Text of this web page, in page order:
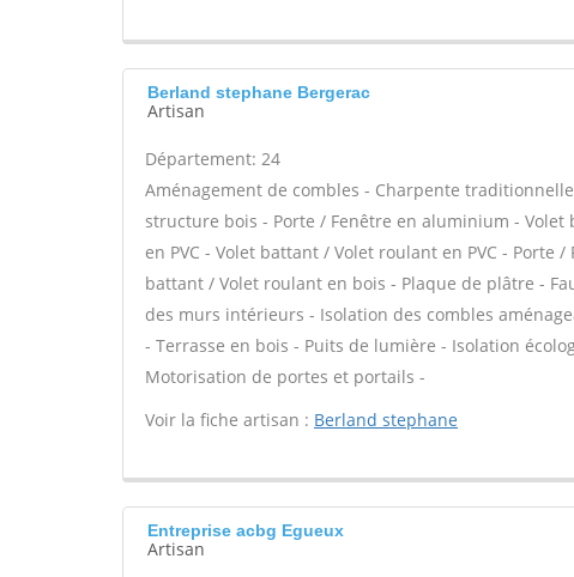
Berland stephane Bergerac
Artisan
Département: 24
Aménagement de combles - Charpente
structure bois - Porte / Fenêtre en aluminium -
en PVC - Volet battant / Volet roulant en PVC -
battant / Volet roulant en bois - Plaque de plâtre -
des murs intérieurs - Isolation des combles
- Terrasse en bois - Puits de lumière - Isolation
Motorisation de portes et portails -
Voir la fiche artisan : Berland stephane
Entreprise acbg Egueux
Artisan